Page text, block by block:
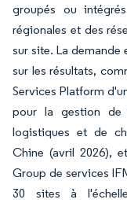
groupés ou
régionales et des
sur site. La demande
sur les résultats,
Services Platform
pour la gestion de
logistiques et de
Chine (avril 2026),
Group de services
30 sites à